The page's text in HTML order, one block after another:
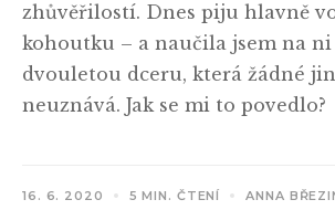
zhůvěřilostí. Dnes piju hlavně
kohoutku – a naučila jsem na ni
dvouletou dceru, která žádné
neuznává. Jak se mi to povedlo?
16. 6. 2020 5 MIN. ČTENÍ ANNA